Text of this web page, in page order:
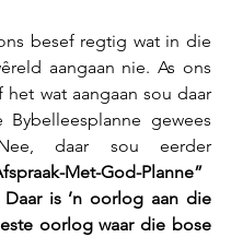
besef regtig wat in die
aangaan nie. As ons
het wat aangaan sou daar
Bybelleesplanne gewees
Met-God-Planne”
Daar is ’n oorlog aan die
oorlog waar die bose